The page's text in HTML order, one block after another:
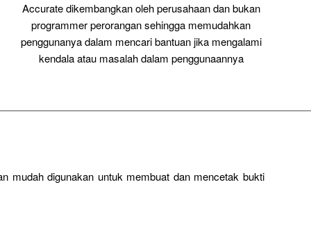
Accurate dikembangkan oleh perusahaan dan bukan
programmer perorangan sehingga memudahkan
penggunanya dalam mencari bantuan jika mengalami
kendala atau masalah dalam penggunaannya
mudah digunakan untuk membuat dan mencetak bukti